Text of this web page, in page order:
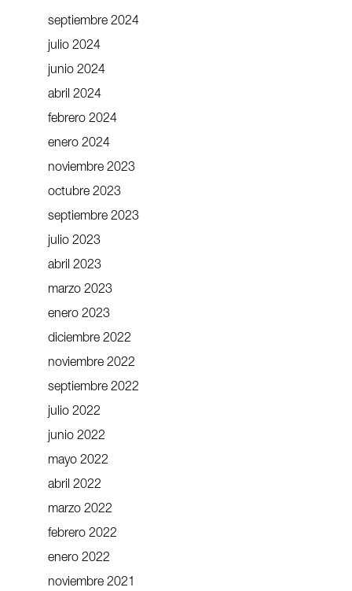
septiembre 2024
julio 2024
junio 2024
abril 2024
febrero 2024
enero 2024
noviembre 2023
octubre 2023
septiembre 2023
julio 2023
abril 2023
marzo 2023
enero 2023
diciembre 2022
noviembre 2022
septiembre 2022
julio 2022
junio 2022
mayo 2022
abril 2022
marzo 2022
febrero 2022
enero 2022
noviembre 2021